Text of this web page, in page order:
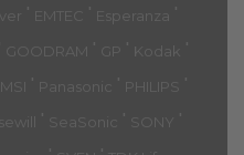
' EMTEC ' Esperanza '
GOODRAM ' GP ' Kodak '
MSI ' Panasonic ' PHILIPS '
' SeaSonic ' SONY '